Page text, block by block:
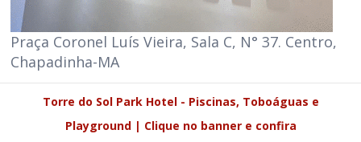
Praça Coronel Luís Vieira, Sala C, N° 37. Centro,
Chapadinha-MA
Torre do Sol Park Hotel - Piscinas, Toboáguas e
Playground | Clique no banner e confira